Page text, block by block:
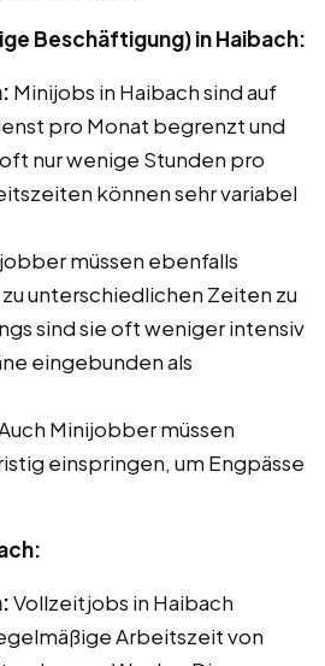
Beschäftigung) in Haibach:
Minijobs in Haibach sind auf
pro Monat begrenzt und
nur wenige Stunden pro
können sehr variabel
müssen ebenfalls
unterschiedlichen Zeiten zu
sind sie oft weniger intensiv
eingebunden als
Minijobber müssen
einspringen, um Engpässe
Vollzeitjobs in Haibach
Arbeitszeit von